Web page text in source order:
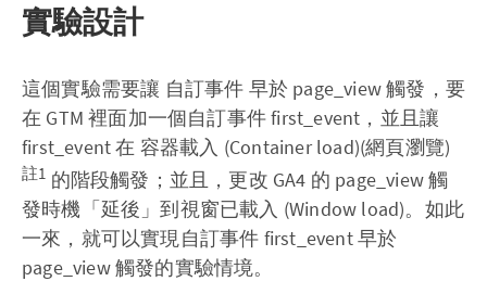
實驗設計
這個實驗需要讓 自訂事件 早於 page_view 觸發，要
在 GTM 裡面加一個自訂事件 first_event，並且讓
first_event 在 容器載入 (Container load)(網頁瀏覽)
註1 的階段觸發；並且，更改 GA4 的 page_view 觸
發時機「延後」到視窗已載入 (Window load)。如此
一來，就可以實現自訂事件 first_event 早於
page_view 觸發的實驗情境。